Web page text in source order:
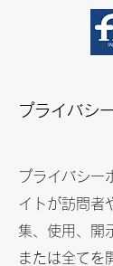
プライバシ
プライバシー
イトが訪問者
集、使用、開
または全てを